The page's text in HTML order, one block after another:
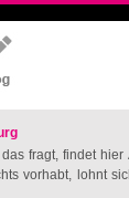
fragt, findet hier
vorhabt, lohnt